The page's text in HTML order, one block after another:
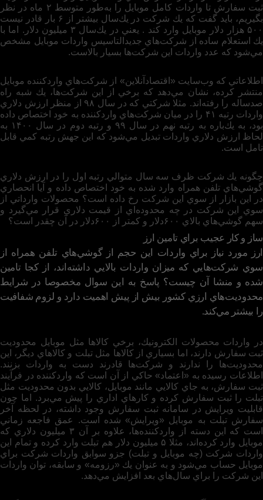
ثبت سفارش تا واردات كامل موبايل را به‌طور متوسط ۲ ماه در نظر
بگيريم، بايد گفت كه يك شركت در يك‌سال بيشتر از ۶ بار قادر نيست
۵۰۰ هزار دلار موبايل وارد كند . يعني در يك‌سال ۳ ميليون دلار. اما با
يك استعلام ساده از شركت‌هاي جديدالتاسيس واردات موبايل مشخص
مي‌شود كه عدد واردات اين شركت‌ها بسيار بالاست.
اطلاعاتي كه وب‌سايت «اقتصادآنلاين» از شركت‌هاي واردكننده موبايل
منتشر كرده، نشان مي‌دهد كه برخي از اين شركت‌ها، يك شبه راه
صدساله را رفته‌اند. مثلا شركتي كه در سال ۹۸ از منظر ارزش دلاري
واردات رتبه ۴۱ را در ميان شركت‌هاي واردكننده به خود اختصاص داده
بود، به يك‌باره به رتبه نهم در سال ۹۹ و رتبه دوم در سال ۱۴۰۰ به
لحاظ ارزش دلاري واردات تبديل مي‌شود كه اين جهش رتبه كمي قابل
تامل است.
چگونه يك شركت ظرف سه سال متوالي رتبه اول را در ارزش دلاري
گوشي‌هاي تلفن همراه وارد شده به خود اختصاص داده و آيا انحصاري
در اين بازار از سوي اين شركت رخ داده است؟ محصولات وارداتي از
سوي اين شركت در چه محدوده‌اي از قيمت دلاري قرار مي‌گيرد و
سهم گوشي‌هاي بالاي ۶۰۰دلار و كمتر از ۶۰۰دلار در آن چقدر است؟
ساز و كار عجيب براي تامين ارز
ارز مورد نياز براي واردات اين حجم از گوشي‌هاي تلفن همراه از
سوي شركت‌هايي كه ميزان واردات بالايي داشته‌اند، از كجا تامين
شده و منشا آن چيست؟ پاسخ به اين سوال مخصوصا در شرايط
محدوديت‌هاي ارزي كشور بيش از پيش اهميت دارد و لزوم شفافيت
را بيشتر مي‌كند.
در واردات محصولات الكترونيك، برخي كالاها مثل موبايل محدوديت
ثبت سفارش دارند، اما بسياري از كالاها مثل تبلت و كالاهاي ديگر، اين
محدوديت‌ها را ندارند و شركت‌ها قادرند دست به واردات بزنند.
اطلاعات رسيده به «اعتماد» حاكي از آن است كه وارد‌كننده در فرآيند
ثبت سفارش، به جاي كالايي مانند موبايل، كالايي بدون محدوديت مثل
تبلت را ثبت سفارش كرده و كارهاي اداري را پيش مي‌برد. اما چون
قابليت ويرايش در سامانه ثبت سفارش وجود داشته، در لحظه آخر
سفارش تبلت به موبايل «ويرايش» شده است. عمق فاجعه زماني
است كه اين دسته از واردكننده‌ها، علاوه بر آن ۳ ميليون دلاري كه
موبايل وارد كرده‌اند، مثلا ۵ ميليون دلار هم تبلت وارد كرده و تمام اين
واردات شركت (چه موبايل و‌ تبلت) جزو سوابق واردات شركت براي
موبايل حساب مي‌شود و به عنوان يك «رزومه» و سابقه، توان واردات
اين شركت را براي سال‌هاي بعد افزايش مي‌دهد.